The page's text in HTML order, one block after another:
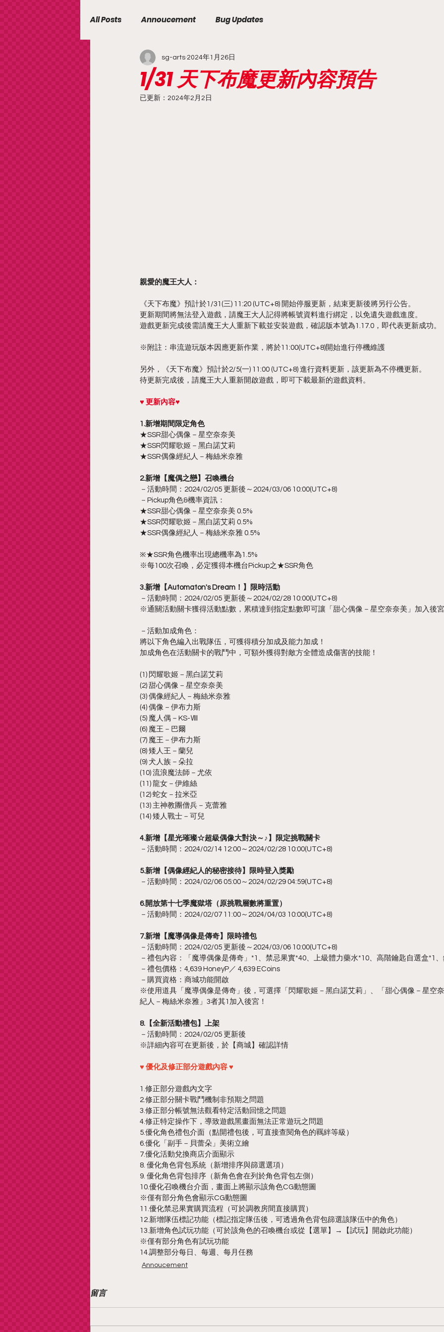
All Posts Annoucement Bug Updates
1/31 天下布魔更新內容預告
sg-arts 2024年1月26日
已更新： 2024年2月2日
親愛的魔王大人：
《天下布魔》預計於1/31(三) 11:20 (UTC+8) 開始停服更新，結束更新後將另行公告。
更新期間將無法登入遊戲，請魔王大人記得將帳號資料進行綁定，以免遺失遊戲進度。
遊戲更新完成後需請魔王大人重新下載並安裝遊戲，確認版本號為1.17.0，即代表更新成功。
※附註：串流遊玩版本因應更新作業，將於11:00(UTC+8)開始進行停機維護
另外，《天下布魔》預計於2/5(一) 11:00 (UTC+8) 進行資料更新，該更新為不停機更新。
待更新完成後，請魔王大人重新開啟遊戲，即可下載最新的遊戲資料。
♥ 更新內容♥
1.新增期間限定角色
★SSR甜心偶像－星空奈奈美
★SSR閃耀歌姬－黑白諾艾莉
★SSR偶像經紀人－梅絲米奈雅
2.新增【魔偶之戀】召喚機台
－活動時間：2024/02/05 更新後～2024/03/06 10:00(UTC+8)
－Pickup角色&機率資訊：
★SSR甜心偶像－星空奈奈美 0.5%
★SSR閃耀歌姬－黑白諾艾莉 0.5%
★SSR偶像經紀人－梅絲米奈雅 0.5%
※★SSR角色機率出現總機率為1.5%
※每100次召喚，必定獲得本機台Pickup之★SSR角色
3.新增【Automaton's Dream！】限時活動
－活動時間：2024/02/05 更新後～2024/02/28 10:00(UTC+8)
※通關活動關卡獲得活動點數，累積達到指定點數即可讓「甜心偶像－星空奈奈美」加入後
－活動加成角色：
將以下角色編入出戰隊伍，可獲得積分加成及能力加成！
加成角色在活動關卡的戰鬥中，可額外獲得對敵方全體造成傷害的技能！
(1) 閃耀歌姬－黑白諾艾莉
(2) 甜心偶像－星空奈奈美
(3) 偶像經紀人－梅絲米奈雅
(4) 偶像－伊布力斯
(5) 魔人偶－KS-Ⅷ
(6) 魔王－巴爾
(7) 魔王－伊布力斯
(8) 矮人王－蘭兒
(9) 犬人族－朵拉
(10) 流浪魔法師－尤依
(11) 龍女－伊維絲
(12) 蛇女－拉米亞
(13) 主神教團僧兵－克蕾雅
(14) 矮人戰士－可兒
4.新增【星光璀璨☆超級偶像大對決～♪】限定挑戰關卡
－活動時間：2024/02/14 12:00～2024/02/28 10:00(UTC+8)
5.新增【偶像經紀人的秘密接待】限時登入獎勵
－活動時間：2024/02/06 05:00～2024/02/29 04:59(UTC+8)
6.開放第十七季魔獄塔（原挑戰層數將重置）
－活動時間：2024/02/07 11:00～2024/04/03 10:00(UTC+8)
7.新增【魔導偶像是傳奇】限時禮包
－活動時間：2024/02/05 更新後～2024/03/06 10:00(UTC+8)
－禮包內容：「魔導偶像是傳奇」*1、禁忌果實*40、上級體力藥水*10、高階鑰匙自選盒*1
－禮包價格：4,639 HoneyP／ 4,639 ECoins
－購買資格：商城功能開啟
※使用道具「魔導偶像是傳奇」後，可選擇「閃耀歌姬－黑白諾艾莉」、「甜心偶像－星空
紀人－梅絲米奈雅」3者其1加入後宮！
8.【全新活動禮包】上架
－活動時間：2024/02/05 更新後
※詳細內容可在更新後，於【商城】確認詳情
♥ 優化及修正部分遊戲內容 ♥
1.修正部分遊戲內文字
2.修正部分關卡戰鬥機制非預期之問題
3.修正部分帳號無法觀看特定活動回憶之問題
4.修正特定操作下，導致遊戲黑畫面無法正常遊玩之問題
5.優化角色禮包介面（點開禮包後，可直接查閱角色的羈絆等級）
6.優化「副手－貝蕾朵」美術立繪
7.優化活動兌換商店介面顯示
8. 優化角色背包系統（新增排序與篩選選項）
9. 優化角色背包排序（新角色會在列於角色背包左側）
10.優化召喚機台介面，畫面上將顯示該角色CG動態圖
※僅有部分角色會顯示CG動態圖
11.優化禁忌果實購買流程（可於調教房間直接購買）
12.新增隊伍標記功能（標記指定隊伍後，可透過角色背包篩選該隊伍中的角色）
13.新增角色試玩功能（可於該角色的召喚機台或從【選單】→【試玩】開啟此功能）
※僅有部分角色有試玩功能
14.調整部分每日、每週、每月任務
Annoucement
留言